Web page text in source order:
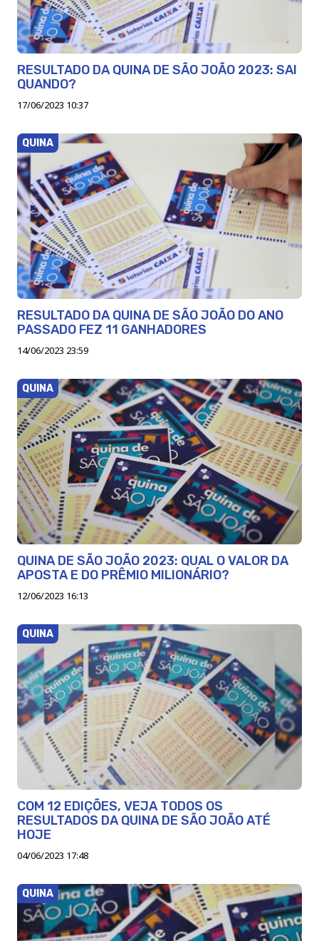
RESULTADO DA QUINA DE SÃO JOÃO 2023: SAI
QUANDO?
17/06/2023 10:37
QUINA
RESULTADO DA QUINA DE SÃO JOÃO DO ANO
PASSADO FEZ 11 GANHADORES
14/06/2023 23:59
QUINA
QUINA DE SÃO JOÃO 2023: QUAL O VALOR DA
APOSTA E DO PRÊMIO MILIONÁRIO?
12/06/2023 16:13
QUINA
COM 12 EDIÇÕES, VEJA TODOS OS
RESULTADOS DA QUINA DE SÃO JOÃO ATÉ
HOJE
04/06/2023 17:48
QUINA